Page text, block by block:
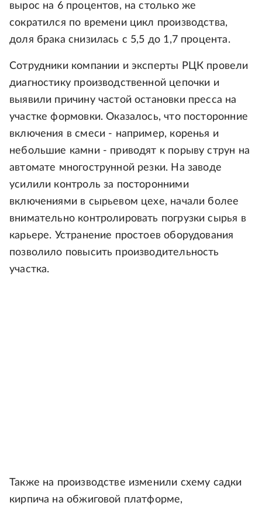
вырос на 6 процентов, на столько же
сократился по времени цикл производства,
доля брака снизилась с 5,5 до 1,7 процента.
Сотрудники компании и эксперты РЦК провели
диагностику производственной цепочки и
выявили причину частой остановки пресса на
участке формовки. Оказалось, что посторонние
включения в смеси - например, коренья и
небольшие камни - приводят к порыву струн на
автомате многострунной резки. На заводе
усилили контроль за посторонними
включениями в сырьевом цехе, начали более
внимательно контролировать погрузки сырья в
карьере. Устранение простоев оборудования
позволило повысить производительность
участка.
Также на производстве изменили схему садки
кирпича на обжиговой платформе,